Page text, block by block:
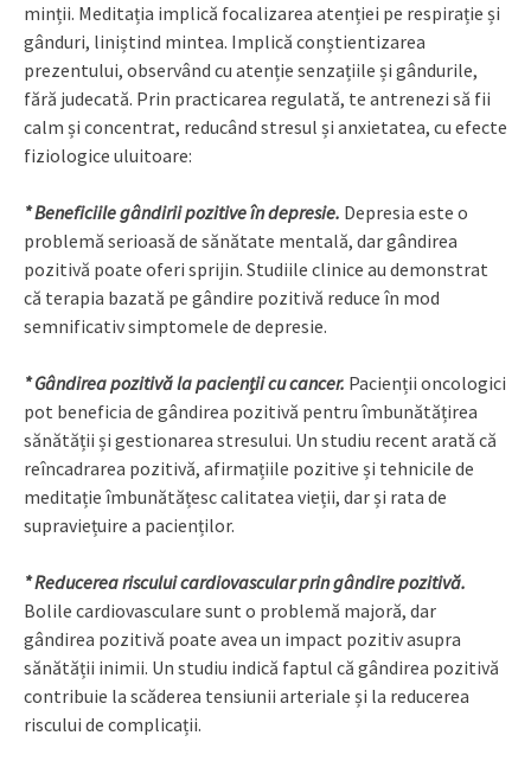
minții. Meditația implică focalizarea atenției pe respirație și
gânduri, liniștind mintea. Implică conștientizarea
prezentului, observând cu atenție senzațiile și gândurile,
fără judecată. Prin practicarea regulată, te antrenezi să fii
calm și concentrat, reducând stresul și anxietatea, cu efecte
fiziologice uluitoare:
*Beneficiile gândirii pozitive în depresie. Depresia este o
problemă serioasă de sănătate mentală, dar gândirea
pozitivă poate oferi sprijin. Studiile clinice au demonstrat
că terapia bazată pe gândire pozitivă reduce în mod
semnificativ simptomele de depresie.
*Gândirea pozitivă la pacienții cu cancer. Pacienții oncologici
pot beneficia de gândirea pozitivă pentru îmbunătățirea
sănătății și gestionarea stresului. Un studiu recent arată că
reîncadrarea pozitivă, afirmațiile pozitive și tehnicile de
meditație îmbunătățesc calitatea vieții, dar și rata de
supraviețuire a pacienților.
*Reducerea riscului cardiovascular prin gândire pozitivă.
Bolile cardiovasculare sunt o problemă majoră, dar
gândirea pozitivă poate avea un impact pozitiv asupra
sănătății inimii. Un studiu indică faptul că gândirea pozitivă
contribuie la scăderea tensiunii arteriale și la reducerea
riscului de complicații.